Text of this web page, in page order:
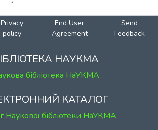
Privacy
policy
End User
Agreement
Send
Feedback
НАУКМА
бібліотека НаУКМА
КАТАЛОГ
Наукової бібліотеки НаУКМА